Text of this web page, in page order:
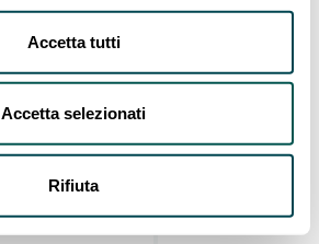
Accetta tutti
Accetta selezionati
Rifiuta